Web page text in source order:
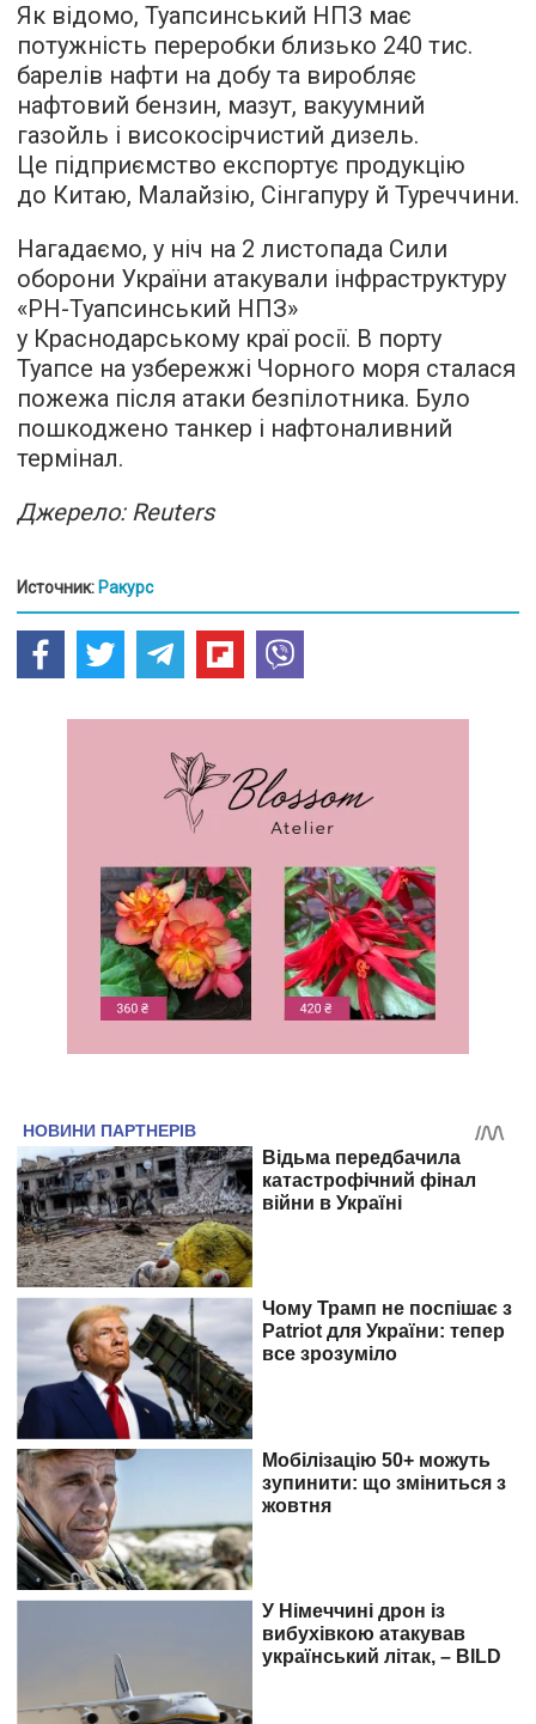
Як відомо, Туапсинський НПЗ має
потужність переробки близько 240 тис.
барелів нафти на добу та виробляє
нафтовий бензин, мазут, вакуумний
газойль і високосірчистий дизель.
Це підприємство експортує продукцію
до Китаю, Малайзію, Сінгапуру й Туреччини.
Нагадаємо, у ніч на 2 листопада Сили
оборони України атакували інфраструктуру
«РН-Туапсинський НПЗ»
у Краснодарському краї росії. В порту
Туапсе на узбережжі Чорного моря сталася
пожежа після атаки безпілотника. Було
пошкоджено танкер і нафтоналивний
термінал.
Джерело: Reuters
Источник: Ракурс